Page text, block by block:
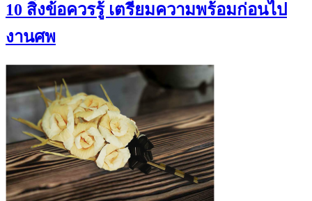
10 สิ่งข้อควรรู้ เตรียมความพร้อมก่อนไป
งานศพ